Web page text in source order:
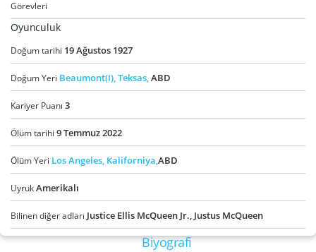
Görevleri
Oyunculuk
Doğum tarihi 19Ağustos 1927
Doğum Yeri Beaumont(I),Teksas,ABD
Kariyer Puanı 3
Ölüm tarihi 9Temmuz2022
Ölüm Yeri Los Angeles, Kaliforniya,ABD
UyrukAmerikalı
Bilinen diğer adlarıJustice Ellis McQueen Jr., Justus McQueen
Biyografi